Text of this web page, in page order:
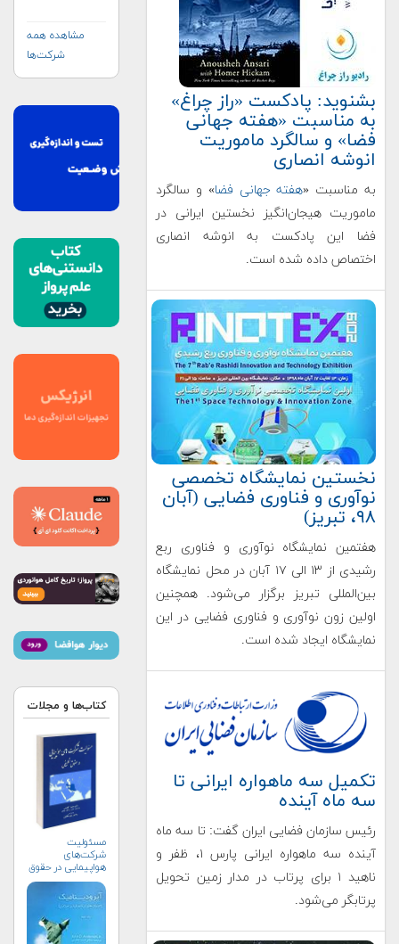
بشنوید: پادکست «راز چراغ»
به مناسبت «هفته جهانی
فضا» و سالگرد ماموریت
انوشه انصاری
به مناسبت «هفته جهانی فضا» و سالگرد
ماموریت هیجان‌انگیز نخستین ایرانی در
فضا این پادکست به انوشه انصاری
اختصاص داده شده است.
نخستین نمایشگاه تخصصی
نوآوری و فناوری فضایی (آبان
۹۸، تبریز)
هفتمین نمایشگاه نوآوری و فناوری ربع
رشیدی از ۱۳ الی ۱۷ آبان در محل نمایشگاه
بین‌المللی تبریز برگزار می‌شود. همچنین
اولین زون نوآوری و فناوری فضایی در این
نمایشگاه ایجاد شده است.
تکمیل سه ماهواره ایرانی تا
سه ماه آینده
رئیس سازمان فضایی ایران گفت: تا سه ماه
آینده سه ماهواره ایرانی پارس ۱، ظفر و
ناهید ۱ برای پرتاب در مدار زمین تحویل
پرتابگر می‌شود.
مشاهده همه
شرکت‌ها
کتاب‌ها و مجلات
مسئولیت
شرکت‌های
هواپیمایی در حقوق
تطبیقی (+خرید)